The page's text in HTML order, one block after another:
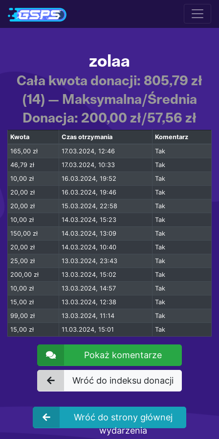
zolaa
Cała kwota donacji: 805,79 zł
(14) — Maksymalna/Średnia
Donacja: 200,00 zł/57,56 zł
Kwota Czas otrzymania
Komentarz
165,00 zł
17.03.2024, 12:46
Tak
46,79 zł
17.03.2024, 10:33
Tak
10,00 zł
16.03.2024, 19:52
Tak
20,00 zł
16.03.2024, 19:46
Tak
20,00 zł
15.03.2024, 22:58
Tak
10,00 zł
14.03.2024, 15:23
Tak
150,00 zł
14.03.2024, 13:09
Tak
20,00 zł
14.03.2024, 10:40
Tak
25,00 zł
13.03.2024, 23:43
Tak
200,00 zł
13.03.2024, 15:02
Tak
10,00 zł
13.03.2024, 14:57
Tak
15,00 zł
13.03.2024, 12:38
Tak
99,00 zł
13.03.2024, 11:14
Tak
15,00 zł
11.03.2024, 15:01 Tak
Pokaż komentarze
Wróć do indeksu donacji
Wróć do strony głównej
wydarzenia